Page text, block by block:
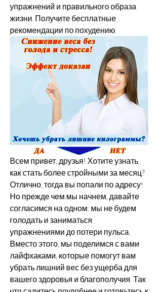
упражнений и правильного образа
жизни. Получите бесплатные
рекомендации по похудению.
Всем привет, друзья! Хотите узнать,
как стать более стройными за месяц?
Отлично, тогда вы попали по адресу!
Но прежде чем мы начнем, давайте
согласимся на одном: мы не будем
голодать и заниматься
упражнениями до потери пульса.
Вместо этого, мы поделимся с вами
лайфхаками, которые помогут вам
убрать лишний вес без ущерба для
вашего здоровья и благополучия. Так